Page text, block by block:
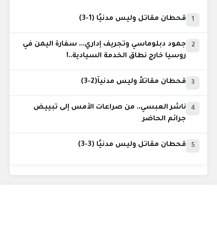
1 قحطان مقاتل وليس مدنيًا (1-3)
2
جمود دبلوماسي وتجريف إداري... سفارة اليمن في
روسيا خارج نطاق الخدمة السيادية..!
3 قحطان مقاتلاً وليس مدنياً(2-3)
4
ناشر العبسي.. من صراعات الأمس إلى تبييض
جرائم الحاضر
5 قحطان مقاتل وليس مدنيًا (3-3)